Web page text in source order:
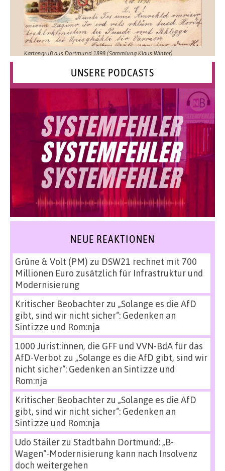
Kartengruß aus Dortmund 1898 (Sammlung Klaus Winter)
UNSERE PODCASTS
NEUE REAKTIONEN
Grüne & Volt (PM) zu DSW21 rechnet mit 700
Millionen Euro zusätzlich für Infrastruktur und
Modernisierung
Kritischer Beobachterzu „Solange es die AfD
gibt, sind wir nicht sicher“: Gedenken an
Sinti:zze und Rom:nja
1000 Jurist:innen, die GFF und VVN-BdA für das
AfD-Verbot zu „Solange es die AfD gibt, sind wir
nicht sicher“: Gedenken an Sinti:zze und
Rom:nja
Kritischer Beobachterzu „Solange es die AfD
gibt, sind wir nicht sicher“: Gedenken an
Sinti:zze und Rom:nja
Udo Stailerzu Stadtbahn Dortmund: „B-
Wagen“-Modernisierung kann nach Insolvenz
doch weitergehen